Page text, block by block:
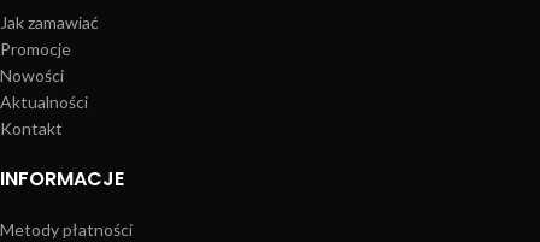
Jak zamawiać
Promocje
Nowości
Aktualności
Kontakt
INFORMACJE
Metody płatności